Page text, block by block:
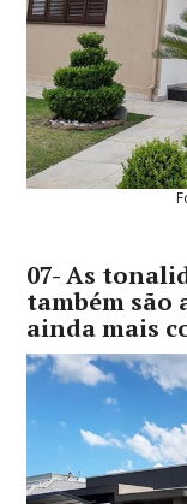
07- As
também são
ainda mais